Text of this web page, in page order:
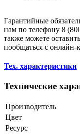
Гарантийные
нам по телефону 8
также можете
пообщаться с онлайн-
Тех. характеристики
Технические
Производитель
Цвет
Ресурс